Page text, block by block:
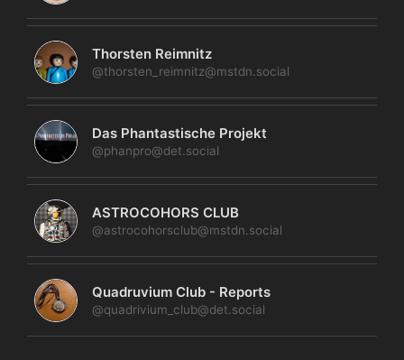
Thorsten Reimnitz
@thorsten_reimnitz@mstdn.social
Das Phantastische Projekt
@phanpro@det.social
ASTROCOHORS CLUB
@astrocohorsclub@mstdn.social
Quadruvium Club - Reports
@quadrivium_club@det.social